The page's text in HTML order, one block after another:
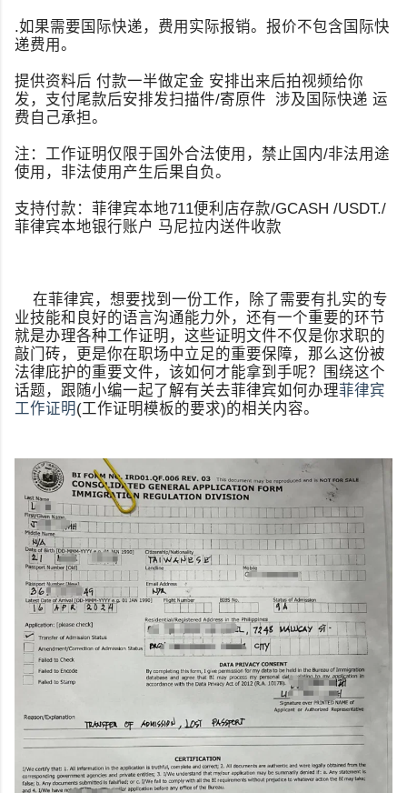
.如果需要国际快递，费用实际报销。报价不包含国际快
递费用。
提供资料后 付款一半做定金 安排出来后拍视频给你
发，支付尾款后安排发扫描件/寄原件 涉及国际快递 运
费自己承担。
注：工作证明仅限于国外合法使用，禁止国内/非法用途
使用，非法使用产生后果自负。
支持付款：菲律宾本地711便利店存款/GCASH /USDT./
菲律宾本地银行账户 马尼拉内送件收款
在菲律宾，想要找到一份工作，除了需要有扎实的专
业技能和良好的语言沟通能力外，还有一个重要的环节
就是办理各种工作证明，这些证明文件不仅是你求职的
敲门砖，更是你在职场中立足的重要保障，那么这份被
法律庇护的重要文件，该如何才能拿到手呢？围绕这个
话题，跟随小编一起了解有关去菲律宾如何办理菲律宾
工作证明 (工作证明模板的要求)的相关内容。